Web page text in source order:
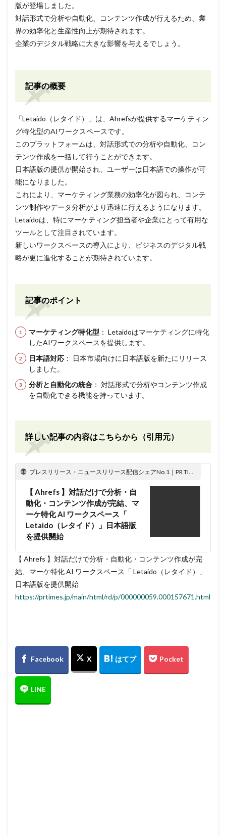
版が登場しました。
対話形式で分析や自動化、コンテンツ作成が行えるため、業
界の効率化と生産性向上が期待されます。
企業のデジタル戦略に大きな影響を与えるでしょう。
記事の概要
「Letaido（レタイド）」は、Ahrefsが提供するマーケティン
グ特化型のAIワークスペースです。
このプラットフォームは、対話形式での分析や自動化、コン
テンツ作成を一括して行うことができます。
日本語版の提供が開始され、ユーザーは日本語での操作が可
能になりました。
これにより、マーケティング業務の効率化が図られ、コンテ
ンツ制作やデータ分析がより迅速に行えるようになります。
Letaidoは、特にマーケティング担当者や企業にとって有用な
ツールとして注目されています。
新しいワークスペースの導入により、ビジネスのデジタル戦
略が更に進化することが期待されています。
記事のポイント
マーケティング特化型 ： Letaidoはマーケティングに特化
したAIワークスペースを提供します。
日本語対応 ： 日本市場向けに日本語版を新たにリリース
しました。
分析と自動化の統合 ： 対話形式で分析やコンテンツ作成
を自動化できる機能を持っています。
詳しい記事の内容はこちらから（引用元）
プレスリリース・ニュースリリース配信シェアNo.1｜PR TIMES
【 Ahrefs 】対話だけで分析・自
動化・コンテンツ作成が完結、マ
ーケ特化 AI ワークスペース「
Letaido（レタイド）」日本語版
を提供開始
【 Ahrefs 】対話だけで分析・自動化・コンテンツ作成が完
結、マーケ特化 AI ワークスペース「 Letaido（レタイド）」
日本語版を提供開始
https://prtimes.jp/main/html/rd/p/000000059.000157671.html